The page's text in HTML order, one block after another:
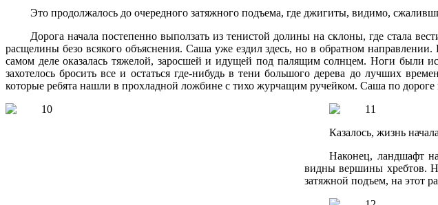
Это продолжалось до очередного затяжного подъема, где джигиты, видимо,
Дорога начала постепенно выползать из тенистой долины на склоны, где стала
расщелины безо всякого объяснения. Саша уже ездил здесь, но в обратном
самом деле оказалась тяжелой, заросшей и идущей под палящим солнцем. Ноги были
захотелось бросить все и остаться где-нибудь в тени большого дерева до лучших
которые ребята нашли в прохладной ложбине с тихо журчащим ручейком. Саша по
Казалось, жизнь
Наконец, ландшафт
видны вершины хребтов.
затяжной подъем, на этот